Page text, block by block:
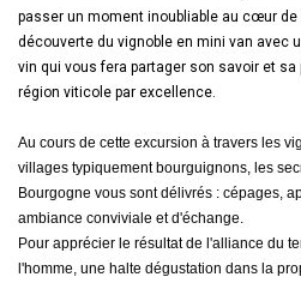
passer un moment inoubliable au cœur de
découverte du vignoble en mini van avec
vin qui vous fera partager son savoir et sa
région viticole par excellence.
Au cours de cette excursion à travers les
villages typiquement bourguignons, les
Bourgogne vous sont délivrés : cépages,
ambiance conviviale et d'échange.
Pour apprécier le résultat de l'alliance du
l'homme, une halte dégustation dans la